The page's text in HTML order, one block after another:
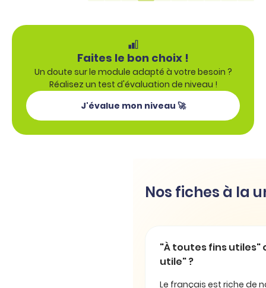
Faites le bon choix !
Un doute sur le module adapté à votre besoin ?
Réalisez un test d'évaluation de niveau !
J'évalue mon niveau 🚀
Nos fiches à la
"À toutes fins utiles"
utile" ?
Le français est riche de